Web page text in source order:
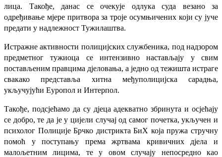
лица. Такође, данас се очекује одлука суда везано за
одређивање мјере притвора за троје осумњичених који су јуче
предати у надлежност Тужилаштва.
Истражне активности полицијских службеника, под надзором
предметног тужиоца се интензивно настављају у свим
постављеним правцима дјеловања, а једно од тежишта истраге
свакако представља хитна међуполицијска сарадња,
укључујући Еуропол и Интерпол.
Такође, подсјећамо да су дјеца адекватно збринута и осјећају
се добро, те да је у цијели случај од самог почетка, укључен и
психолог Полиције Брчко дистрикта БиХ која пружа стручну
помоћ у поступању према жртвама кривичних дјела и
малољетним лицима, те у овом случају непосредно као